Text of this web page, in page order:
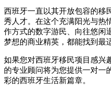
西班牙一直以其开放包容的移
秀人才。在这个充满阳光与热
作方式的数字游民、向往悠闲
梦想的商业精英，都能找到最
如果您对西班牙移民项目感兴
的专业顾问将为您提供一对一
彩的西班牙生活新篇章。